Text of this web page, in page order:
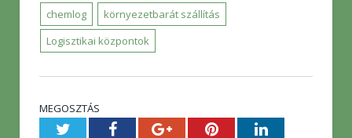
chemlog
környezetbarát szállítás
Logisztikai központok
MEGOSZTÁS
TwitterFacebookGoogle+PinterestLinkedIn